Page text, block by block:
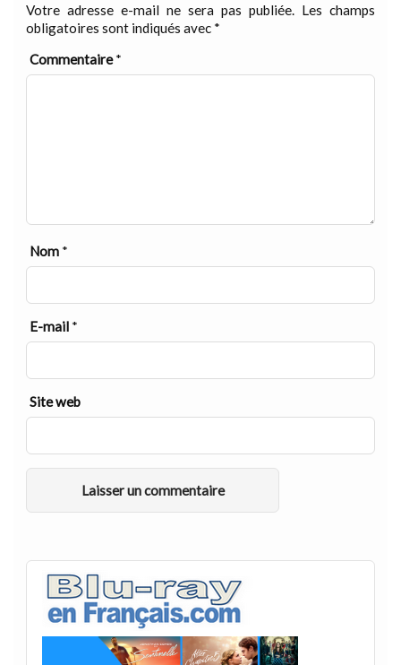
Votre adresse e-mail ne sera pas publiée.
Les champs
obligatoires sont indiqués avec *
Commentaire*
Nom *
E-mail *
Site web